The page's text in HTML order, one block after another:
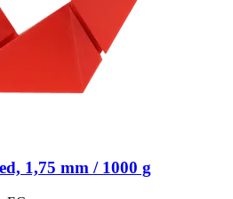
1,75 mm / 1000 g